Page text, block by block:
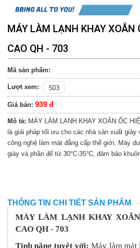
MÁY LÀM LẠNH KHAY XOẮN
CAO QH - 703
Mã sản phẩm:
Lượt xem: 503
Giá bán: 939 đ
Mô tả: MÁY LÀM LẠNH KHAY XOẮN ỐC
là giải pháp tối ưu cho các nhà sản xuất
công nghệ làm mát đẳng cấp thế giới. Máy
giày và phần đế từ 30°C-35°C, đảm bảo
THÔNG TIN CHI TIẾT SẢN PHẨM
MÁY LÀM LẠNH KHAY
CAO QH - 703
Tính năng tuyệt vời: Máy làm mát